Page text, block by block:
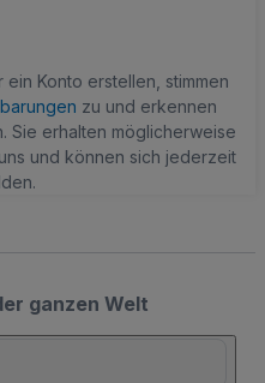
Konto erstellen, stimmen
zu und erkennen
Sie erhalten möglicherweise
und können sich jederzeit
ganzen Welt